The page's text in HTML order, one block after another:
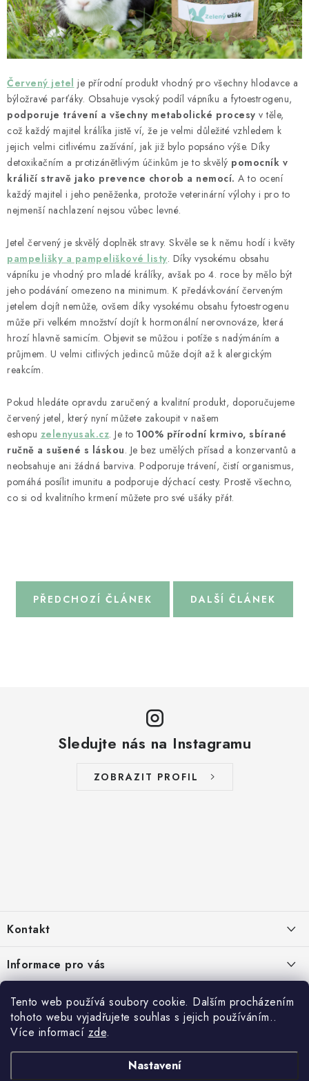
Tento web používá soubory cookie. Dalším procházením
tohoto webu vyjadřujete souhlas s jejich používáním..
Více informací zde.
Nastavení
KONTAKTY
Moje objednávka Dárkový poukaz
Hodnocení obchodu
Napište nám
Červený jetel je přírodní produkt vhodný pro všechny hlodavce a
býložravé parťáky. Obsahuje vysoký podíl vápníku a fytoestrogenu,
podporuje trávení a všechny metabolické procesy v těle,
což každý majitel králíka jistě ví, že je velmi důležité vzhledem k
jejich velmi citlivému zažívání, jak již bylo popsáno výše. Díky
detoxikačním a protizánětlivým účinkům je to skvělý pomocník v
králičí stravě jako prevence chorob a nemocí. A to ocení
každý majitel i jeho peněženka, protože veterinární výlohy i pro to
nejmenší nachlazení nejsou vůbec levné.
Jetel červený je skvělý doplněk stravy. Skvěle se k němu hodí i květy
pampelišky a pampeliškové listy. Díky vysokému obsahu
vápníku je vhodný pro mladé králíky, avšak po 4. roce by mělo být
jeho podávání omezeno na minimum. K předávkování červeným
jetelem dojít nemůže, ovšem díky vysokému obsahu fytoestrogenu
může při velkém množství dojít k hormonální nerovnováze, která
hrozí hlavně samicím. Objevit se můžou i potíže s nadýmáním a
průjmem. U velmi citlivých jedinců může dojít až k alergickým
reakcím.
Pokud hledáte opravdu zaručený a kvalitní produkt, doporučujeme
červený jetel, který nyní můžete zakoupit v našem
eshopu zelenyusak.cz. Je to 100% přírodní krmivo, sbírané
ručně a sušené s láskou. Je bez umělých přísad a konzervantů a
neobsahuje ani žádná barviva. Podporuje trávení, čistí organismus,
pomáhá posílit imunitu a podporuje dýchací cesty. Prostě všechno,
co si od kvalitního krmení můžete pro své ušáky přát.
PŘEDCHOZÍ ČLÁNEK DALŠÍ ČLÁNEK
Sledujte nás na Instagramu
ZOBRAZIT PROFIL
p
a
t
Kontakt
zelenyusak.cz
Facebook
Instagram
Informace pro vás
Často kladené otázky
Podmínky ochrany osobních údajů
Čtyřikrát proč
Krmivo je 100 % přírodní
Kvalitní prémiové krmivo
Platební metody
Podporujeme oblíbené platební metody: